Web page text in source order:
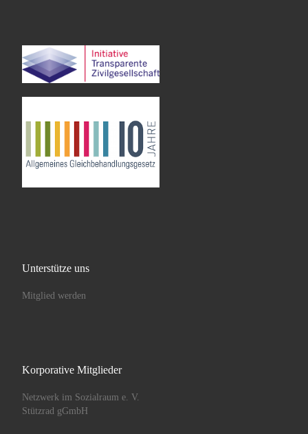
Unterstütze uns
Mitglied werden
Korporative Mitglieder
Netzwerk im Sozialraum e. V.
Stützrad gGmbH